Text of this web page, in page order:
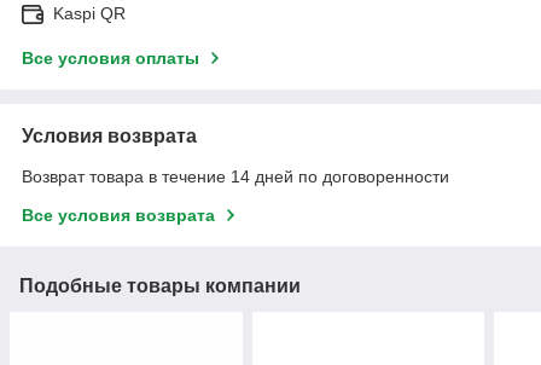
Kaspi QR
Все условия оплаты
Условия возврата
Возврат товара в течение 14 дней по договоренности
Все условия возврата
Подобные товары компании